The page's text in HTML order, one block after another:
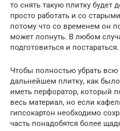
то снять такую плитку будет
просто работать и со
потому что со временем он
может лопнуть. В любом
подготовиться и постараться.
Чтобы полностью убрать
дальнейшем плитку, как
иметь перфоратор, который
весь материал, но если
гипсокартон необходимо
часть понадобятся более